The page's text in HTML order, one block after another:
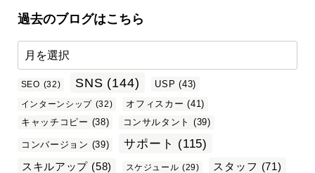
過去のブログはこちら
SEO (32) SNS (144) USP (43)
インターンシップ (32) オフィスカー (41)
キャッチコピー (38) コンサルタント (39)
コンバージョン (39) サポート (115)
スキルアップ (58) スケジュール (29) スタッフ (71)